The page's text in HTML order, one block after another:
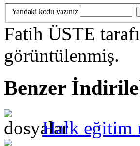
Yandaki kodu yazınız
Fatih ÜSTE
görüntülenmiş.
Benzer
Halk eğitim